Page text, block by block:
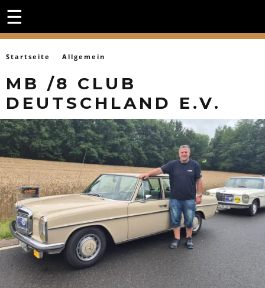
☰
Startseite Allgemein
MB /8 CLUB
DEUTSCHLAND E.V.